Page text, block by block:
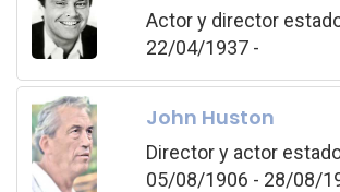
Actor y director
22/04/1937 -
John Huston
Director y actor
05/08/1906 - 28/08/